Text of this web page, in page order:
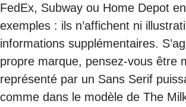
FedEx, Subway ou Home Depot
exemples : ils n’affichent ni
informations supplémentaires.
propre marque, pensez-vous être
représenté par un Sans Serif
comme dans le modèle de The